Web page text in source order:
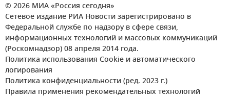
© 2026 МИА «Россия сегодня»
Сетевое издание РИА Новости зарегистрировано в
Федеральной службе по надзору в сфере связи,
информационных технологий и массовых коммуникаций
(Роскомнадзор) 08 апреля 2014 года.
Политика использования Cookie и автоматического
логирования
Политика конфиденциальности (ред. 2023 г.)
Правила применения рекомендательных технологий